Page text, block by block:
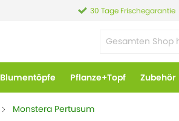
30 Tage Frischegarantie
Blumentöpfe Pflanze+Topf Zubehör
Monstera Pertusum